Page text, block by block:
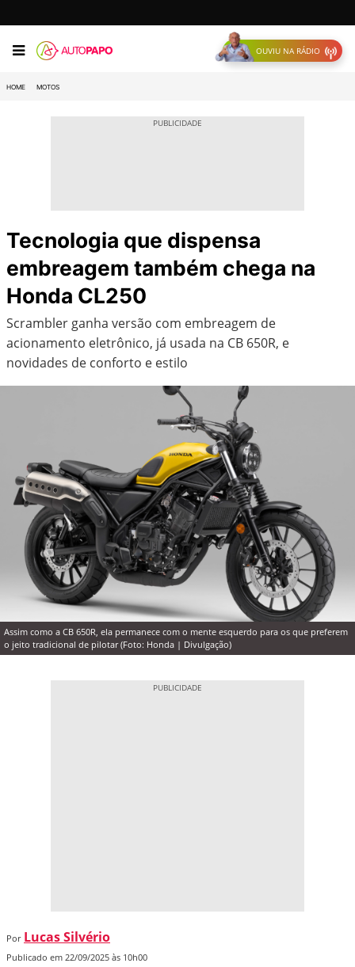
OUVIU NA RÁDIO
HOME MOTOS
Tecnologia que dispensa
embreagem também chega na
Honda CL250
Scrambler ganha versão com embreagem de
acionamento eletrônico, já usada na CB 650R, e
novidades de conforto e estilo
Assim como a CB 650R, ela permanece com o mente esquerdo para os que preferem
o jeito tradicional de pilotar (Foto: Honda | Divulgação)
Por Lucas Silvério
Publicado em 22/09/2025 às 10h00